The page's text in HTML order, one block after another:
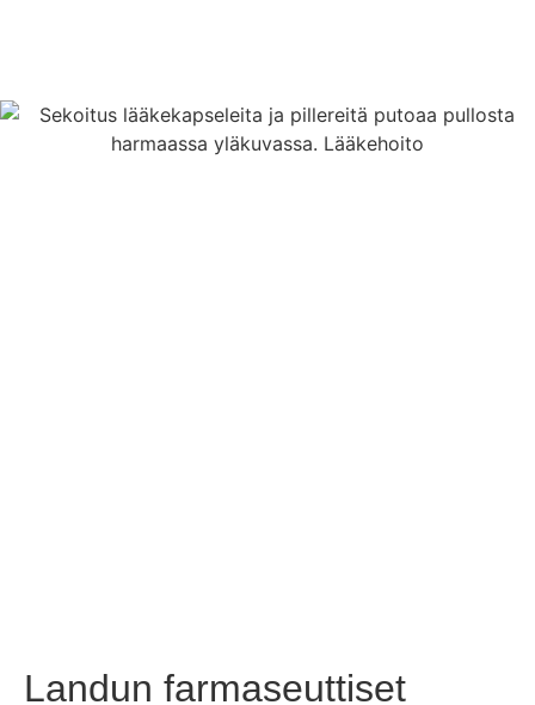
Landun farmaseuttiset